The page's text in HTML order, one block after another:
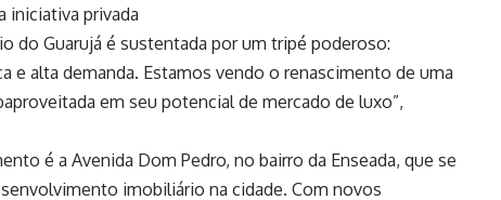
iniciativa privada
do Guarujá é sustentada por um tripé poderoso:
e alta demanda. Estamos vendo o renascimento de uma
em seu potencial de mercado de luxo”,
é a Avenida Dom Pedro, no bairro da Enseada, que se
imobiliário na cidade. Com novos